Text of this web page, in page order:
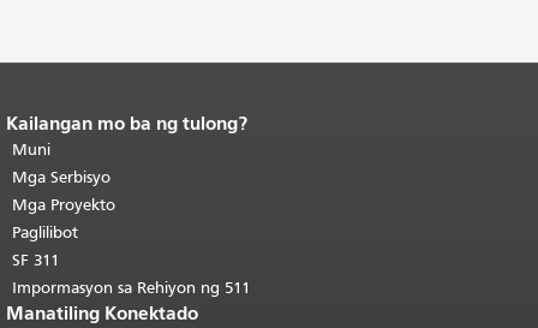
Katapusan ng nilalaman ng
pahina.
pahinang ito ay nauulit sa bawat
pahina.Bumalik sa tuktok ng
pangunahing nilalaman
Kailangan mo ba ng tulong?
Muni
Mga Serbisyo
Mga Proyekto
Paglilibot
SF 311
Impormasyon sa Rehiyon ng 511
Manatiling Konektado